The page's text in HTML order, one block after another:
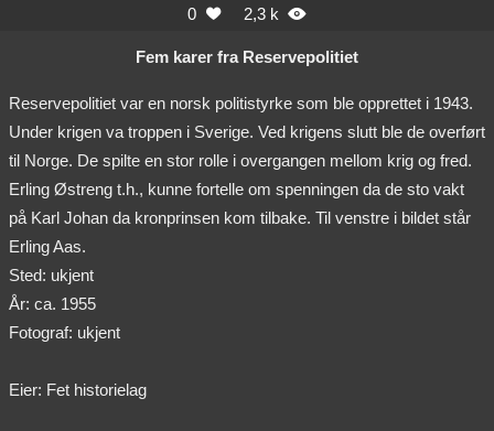
0  2,3 k 
Fem karer fra Reservepolitiet
Reservepolitiet var en norsk politistyrke som ble opprettet i 1943.
Under krigen va troppen i Sverige. Ved krigens slutt ble de overført
til Norge. De spilte en stor rolle i overgangen mellom krig og fred.
Erling Østreng t.h., kunne fortelle om spenningen da de sto vakt
på Karl Johan da kronprinsen kom tilbake. Til venstre i bildet står
Erling Aas.
Sted: ukjent
År: ca. 1955
Fotograf: ukjent
Eier: Fet historielag